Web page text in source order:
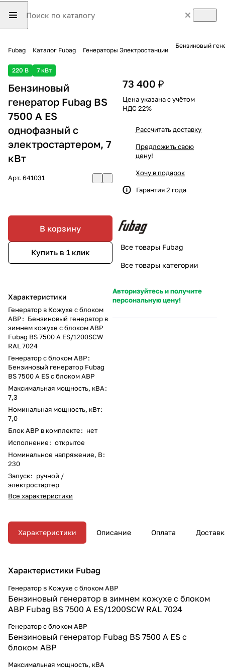
Fubag Каталог Fubag Генераторы Электростанции
Бензиновый
220 В 7 кВт
Бензиновый
генератор Fubag BS
7500 A ES
однофазный с
электростартером, 7
кВт
Арт. 641031
В корзину
Купить в 1 клик
Характеристики
Генератор в Кожухе с блоком
АВР: Бензиновый генератор в
зимнем кожухе с блоком АВР
Fubag BS 7500 A ES/1200SCW
RAL 7024
Генератор с блоком АВР:
Бензиновый генератор Fubag
BS 7500 A ES с блоком АВР
Максимальная мощность, кВА:
7,3
Номинальная мощность, кВт:
7,0
Блок АВР в комплекте: нет
Исполнение: открытое
Номинальное напряжение, В:
230
Запуск: ручной /
электростартер
Все характеристики
73 400 ₽
Цена указана с учётом
НДС 22%
Рассчитать доставку
Предложить свою
цену!
Хочу в подарок
Гарантия 2 года
Все товары Fubag
Все товары категории
Авторизуйтесь и получите
персональную цену!
Характеристики Описание Оплата
Характеристики Fubag
Генератор в Кожухе с блоком АВР
Бензиновый генератор в зимнем кожухе с блоком
АВР Fubag BS 7500 A ES/1200SCW RAL 7024
Генератор с блоком АВР
Бензиновый генератор Fubag BS 7500 A ES с
блоком АВР
Максимальная мощность, кВА